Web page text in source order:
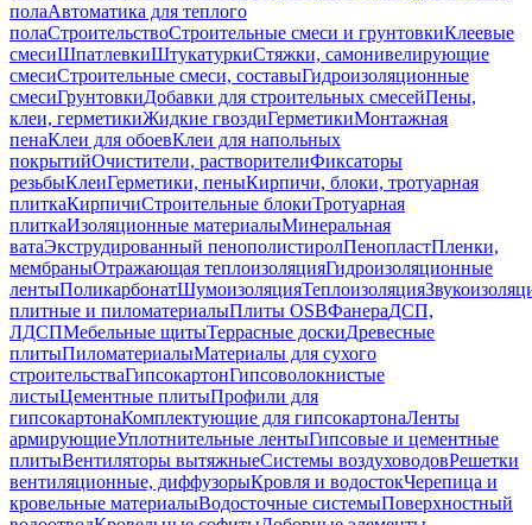
полаАвтоматика для теплого
полаСтроительствоСтроительные смеси и грунтовкиКлеевые
смесиШпатлевкиШтукатуркиСтяжки, самонивелирующие
смесиСтроительные смеси, составыГидроизоляционные
смесиГрунтовкиДобавки для строительных смесейПены,
клеи, герметикиЖидкие гвоздиГерметикиМонтажная
пенаКлеи для обоевКлеи для напольных
покрытийОчистители, растворителиФиксаторы
резьбыКлеиГерметики, пеныКирпичи, блоки, тротуарная
плиткаКирпичиСтроительные блокиТротуарная
плиткаИзоляционные материалыМинеральная
ватаЭкструдированный пенополистиролПенопластПленки,
мембраныОтражающая теплоизоляцияГидроизоляционные
лентыПоликарбонатШумоизоляцияТеплоизоляция
плитные и пиломатериалыПлиты OSBФанераДСП,
ЛДСПМебельные щитыТеррасные доскиДревесные
плитыПиломатериалыМатериалы для сухого
строительстваГипсокартонГипсоволокнистые
листыЦементные плитыПрофили для
гипсокартонаКомплектующие для гипсокартонаЛенты
армирующиеУплотнительные лентыГипсовые и цементные
плитыВентиляторы вытяжныеСистемы воздуховодовРешетки
вентиляционные, диффузорыКровля и водостокЧерепица и
кровельные материалыВодосточные системыПоверхностный